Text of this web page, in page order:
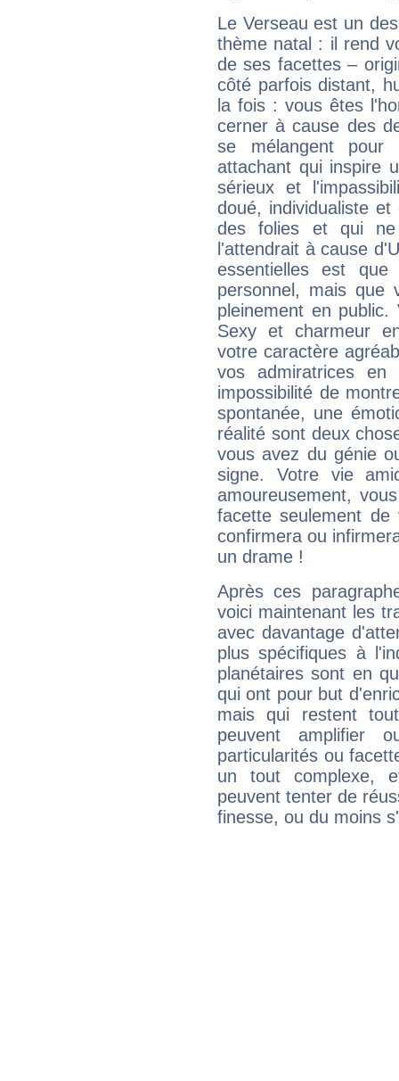
Le Verseau est un
thème natal : il rend
de ses facettes –
côté parfois distant,
la fois : vous êtes
cerner à cause des
se mélangent
attachant qui inspire
sérieux et
doué, individualiste
des folies et qui
l'attendrait à cause
essentielles est
personnel, mais que
pleinement en
Sexy et charmeur
votre caractère
vos admiratrices
impossibilité de
spontanée, une
réalité sont deux
vous avez du génie
signe. Votre vie
amoureusement,
facette seulement
confirmera ou
un drame !
Après ces
voici maintenant les
avec davantage
plus spécifiques à
planétaires sont en
qui ont pour but
mais qui restent
peuvent amplifier
particularités ou
un tout complexe,
peuvent tenter de
finesse, ou du moins